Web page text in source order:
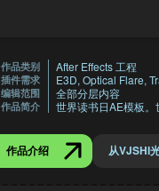
作品类别 After Effects 工程
插件需求 E3D, Optical Flare,
编辑范围 全部分层内容
作品简介 世界读书日AE模板。
作品介绍 从VJSHI